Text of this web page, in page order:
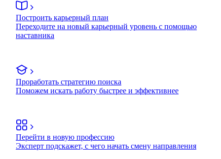
Построить карьерный план
Переходите на новый карьерный уровень с помощью
наставника
Проработать стратегию поиска
Поможем искать работу быстрее и эффективнее
Перейти в новую профессию
Эксперт подскажет, с чего начать смену направления